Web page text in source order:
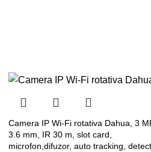
Camera IP Wi-Fi rotativa Dahua, 3
3.6 mm, IR 30 m, slot card,
microfon,difuzor, auto tracking,